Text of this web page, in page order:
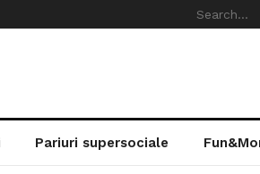
Pariuri supersociale